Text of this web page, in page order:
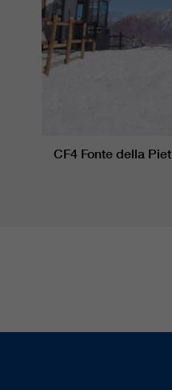
CF4 Fonte della